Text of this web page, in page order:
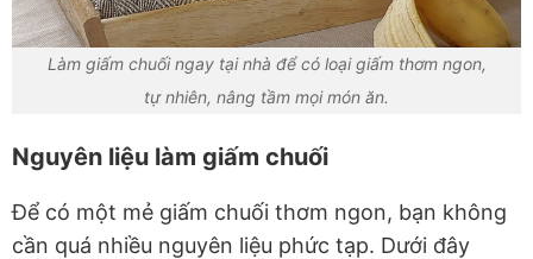
Làm giấm chuối ngay tại nhà để có loại giấm thơm ngon,
tự nhiên, nâng tầm mọi món ăn.
Nguyên liệu làm giấm chuối
Để có một mẻ giấm chuối thơm ngon, bạn không
cần quá nhiều nguyên liệu phức tạp. Dưới đây